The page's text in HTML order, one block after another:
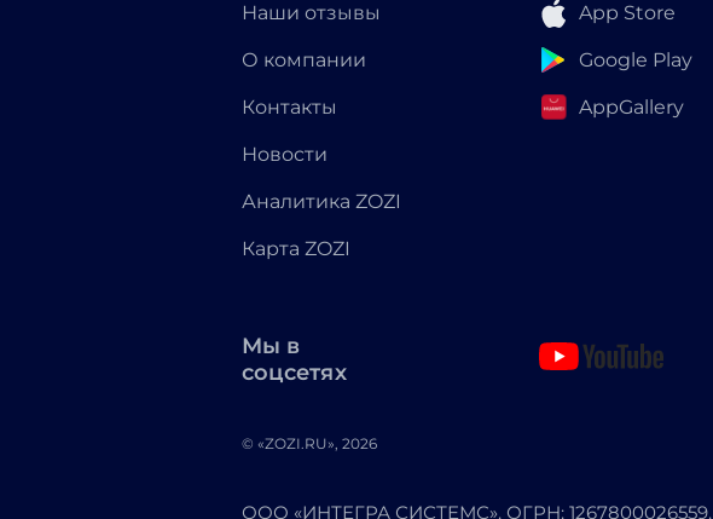
Наши отзывы
О компании
Контакты
Новости
Аналитика ZOZI
Карта ZOZI
App Store
Google Play
AppGallery
Мы в
соцсетях
© «ZOZI.RU», 2026
ООО «ИНТЕГРА СИСТЕМС». ОГРН: 1267800026559.